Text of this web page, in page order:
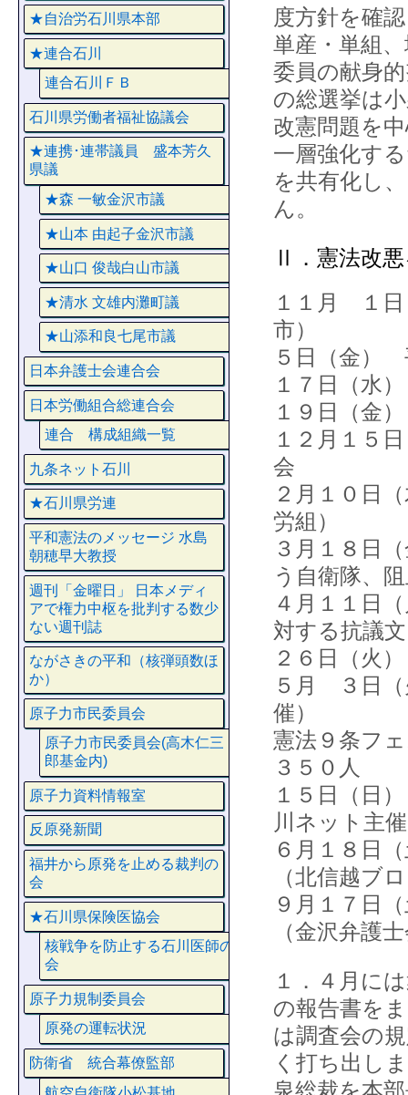
度方針を確
単産・単組
委員の献身
の総選挙は
改憲問題を
一層強化す
を共有化し
ん。
Ⅱ．憲法改
１１月 １
市）
５日（金）
１７日（水
１９日（金
１２月１５
会
２月１０日
労組）
３月１８日
う自衛隊、
４月１１日
対する抗議
２６日（火
５月 ３日
催
憲法９条フ
３５０人
１５日（日
川ネット主
６月１８日
（北信越ブ
９月１７日
（金沢弁護
１．４月に
の報告書を
は調査会の
く打ち出し
泉総裁を本
★自治労石川県本部
★連合石川
連合石川ＦＢ
石川県労働者福祉協議会
★連携･連帯議員 盛本芳久
県議
★森 一敏金沢市議
★山本 由起子金沢市議
★山口 俊哉白山市議
★清水 文雄内灘町議
★山添和良七尾市議
日本弁護士会連合会
日本労働組合総連合会
連合 構成組織一覧
九条ネット石川
★石川県労連
平和憲法のメッセージ 水島
朝穂早大教授
週刊「金曜日」 日本メディ
アで権力中枢を批判する数少
ない週刊誌
ながさきの平和（核弾頭数ほ
か）
原子力市民委員会
原子力市民委員会(高木仁三
郎基金内)
原子力資料情報室
反原発新聞
福井から原発を止める裁判の
会
★石川県保険医協会
核戦争を防止する石川医師の
会
原子力規制委員会
原発の運転状況
防衛省 統合幕僚監部